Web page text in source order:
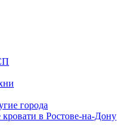
города
в Ростове-на-Дону